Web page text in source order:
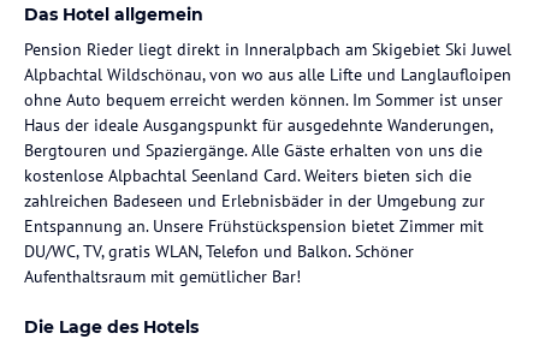
Das Hotel allgemein
Pension Rieder liegt direkt in Inneralpbach am Skigebiet Ski Juwel
Alpbachtal Wildschönau, von wo aus alle Lifte und Langlaufloipen
ohne Auto bequem erreicht werden können. Im Sommer ist unser
Haus der ideale Ausgangspunkt für ausgedehnte Wanderungen,
Bergtouren und Spaziergänge. Alle Gäste erhalten von uns die
kostenlose Alpbachtal Seenland Card. Weiters bieten sich die
zahlreichen Badeseen und Erlebnisbäder in der Umgebung zur
Entspannung an. Unsere Frühstückspension bietet Zimmer mit
DU/WC, TV, gratis WLAN, Telefon und Balkon. Schöner
Aufenthaltsraum mit gemütlicher Bar!
Die Lage des Hotels